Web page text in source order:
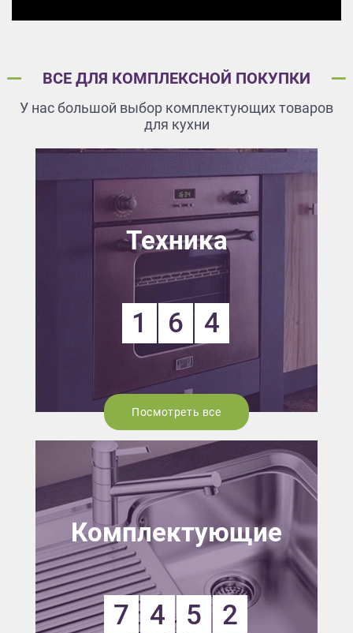
ВСЕ ДЛЯ КОМПЛЕКСНОЙ ПОКУПКИ
У нас большой выбор комплектующих товаров
для кухни
Техника
1 6 4
Посмотреть все
Комплектующие
7 4 5 2